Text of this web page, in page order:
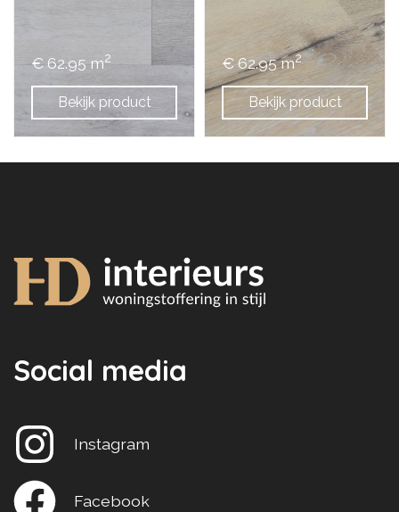
Bekijk product
€ 62.95 m2
Bekijk product
€ 62.95 m2
Social media
Instagram
Facebook